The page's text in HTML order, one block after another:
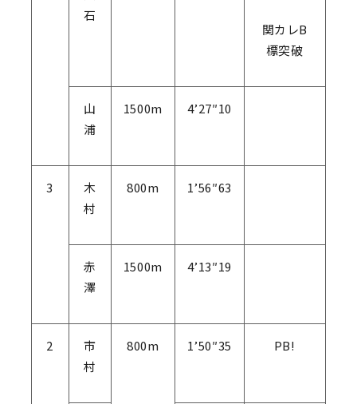
石
関カレB
標突破
山
浦
1500m 4’27″10
3
木
村
800m 1’56″63
赤
澤
1500m 4’13″19
2
市
村
800m 1’50″35 PB!